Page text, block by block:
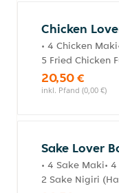
Chicken
• 4 Chicken
5 Fried Chicken
20,50 €
inkl. Pfand (0,00 €)
Sake Lover
• 4 Sake Maki•
2 Sake Nigiri